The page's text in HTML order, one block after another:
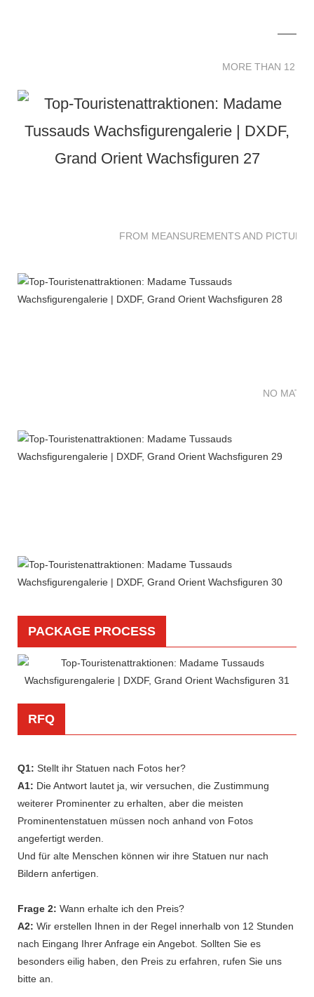
MORE THAN 12
FROM MEANSUREMENTS AND
NO
PACKAGE PROCESS
RFQ
Q1: Stellt ihr Statuen nach Fotos her?
A1: Die Antwort lautet ja, wir versuchen, die Zustimmung
weiterer Prominenter zu erhalten, aber die meisten
Prominentenstatuen müssen noch anhand von Fotos
angefertigt werden.
Und für alte Menschen können wir ihre Statuen nur nach
Bildern anfertigen.
Frage 2: Wann erhalte ich den Preis?
A2: Wir erstellen Ihnen in der Regel innerhalb von 12 Stunden
nach Eingang Ihrer Anfrage ein Angebot. Sollten Sie es
besonders eilig haben, den Preis zu erfahren, rufen Sie uns
bitte an.